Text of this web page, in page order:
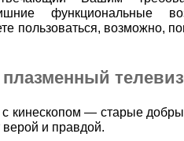
функциональные
пользоваться, возможно,
кинескопом — старые
и правдой.